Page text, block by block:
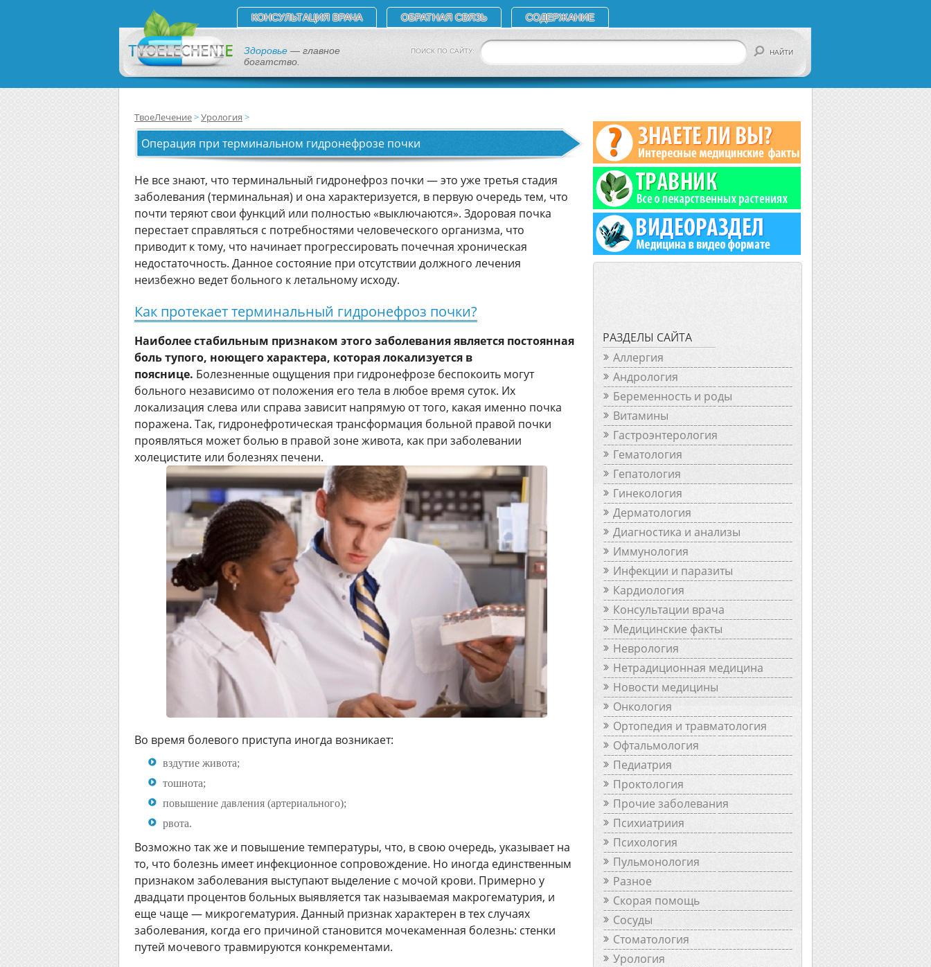
КОНСУЛЬТАЦИЯ ВРАЧА ОБРАТНАЯ СВЯЗЬ СОДЕРЖАНИЕ
ПОИСК ПО САЙТУ:
Здоровье — главное
богатство.
ТвоеЛечение Урология
Операция при терминальном гидронефрозе почки
Не все знают, что терминальный гидронефроз почки — это уже третья стадия
заболевания (терминальная) и она характеризуется, в первую очередь тем, что
почти теряют свои функций или полностью «выключаются». Здоровая почка
перестает справляться с потребностями человеческого организма, что
приводит к тому, что начинает прогрессировать почечная хроническая
недостаточность. Данное состояние при отсутствии должного лечения
неизбежно ведет больного к летальному исходу.
Как протекает терминальный гидронефроз почки?
Наиболее стабильным признаком этого заболевания является постоянная
боль тупого, ноющего характера, которая локализуется в
пояснице. Болезненные ощущения при гидронефрозе беспокоить могут
больного независимо от положения его тела в любое время суток. Их
локализация слева или справа зависит напрямую от того, какая именно почка
поражена. Так, гидронефротическая трансформация больной правой почки
проявляться может болью в правой зоне живота, как при заболевании
холецистите или болезнях печени.
Во время болевого приступа иногда возникает:
вздутие живота;
тошнота;
повышение давления (артериального);
рвота.
Возможно так же и повышение температуры, что, в свою очередь, указывает на
то, что болезнь имеет инфекционное сопровождение. Но иногда единственным
признаком заболевания выступают выделение с мочой крови. Примерно у
двадцати процентов больных выявляется так называемая макрогематурия, и
еще чаще — микрогематурия. Данный признак характерен в тех случаях
заболевания, когда его причиной становится мочекаменная болезнь: стенки
путей мочевого травмируются конкрементами.
РАЗДЕЛЫ САЙТА
Аллергия
Андрология
Беременность и роды
Витамины
Гастроэнтерология
Гематология
Гепатология
Гинекология
Дерматология
Диагностика и анализы
Иммунология
Инфекции и паразиты
Кардиология
Консультации врача
Медицинские факты
Неврология
Нетрадиционная медицина
Новости медицины
Онкология
Ортопедия и травматология
Офтальмология
Педиатрия
Проктология
Прочие заболевания
Психиатриия
Психология
Пульмонология
Разное
Скорая помощь
Сосуды
Стоматология
Урология